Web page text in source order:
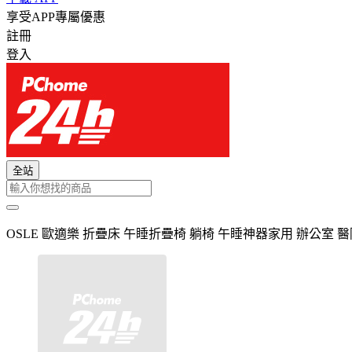
享受APP專屬優惠
註冊
登入
全站
OSLE 歐適樂 折疊床 午睡折疊椅 躺椅 午睡神器家用 辦公室